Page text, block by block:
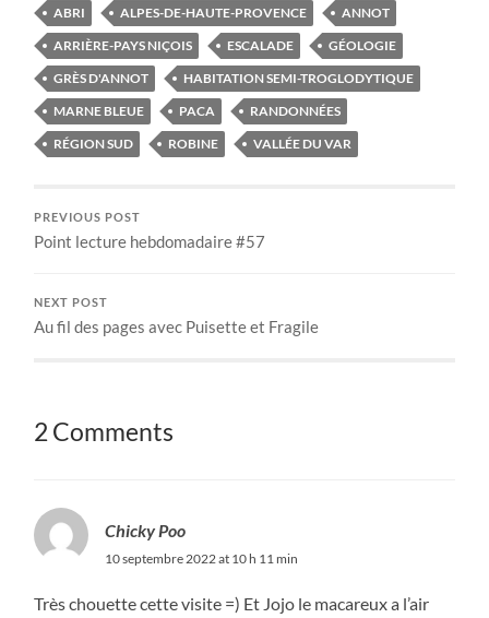
ABRI ALPES-DE-HAUTE-PROVENCE
ANNOT
ARRIÈRE-PAYS NIÇOIS
ESCALADE
GÉOLOGIE
GRÈS D'ANNOT
HABITATION SEMI-TROGLODYTIQUE
MARNE BLEUE
PACA
RANDONNÉES
RÉGION SUD
ROBINE VALLÉE DU VAR
PREVIOUS POST
Point lecture hebdomadaire #57
NEXT POST
Au fil des pages avec Puisette et Fragile
2 Comments
Chicky Poo
10 septembre 2022 at 10 h 11 min
Très chouette cette visite =) Et Jojo le macareux a l’air